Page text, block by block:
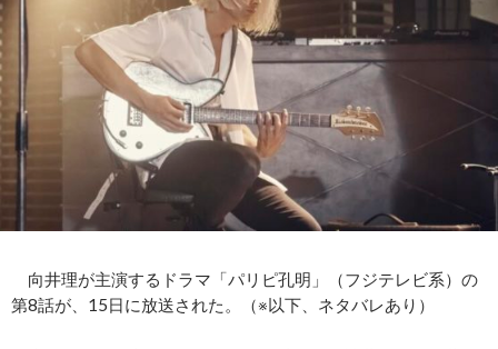
向井理が主演するドラマ「パリピ孔明」（フジテレビ系）の
第8話が、15日に放送された。（※以下、ネタバレあり）